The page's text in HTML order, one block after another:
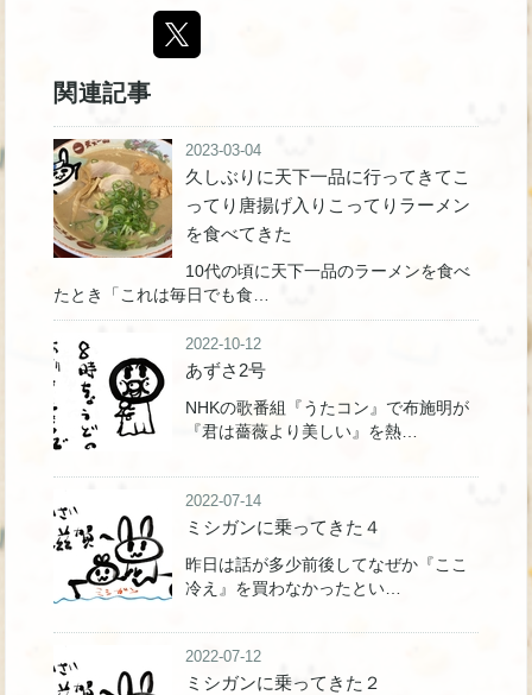
関連記事
2023-03-04
久しぶりに天下一品に行ってきてこ
ってり唐揚げ入りこってりラーメン
を食べてきた
10代の頃に天下一品のラーメンを食べ
たとき「これは毎日でも食…
2022-10-12
あずさ2号
NHKの歌番組『うたコン』で布施明が
『君は薔薇より美しい』を熱…
2022-07-14
ミシガンに乗ってきた４
昨日は話が多少前後してなぜか『ここ
冷え』を買わなかったとい…
2022-07-12
ミシガンに乗ってきた２